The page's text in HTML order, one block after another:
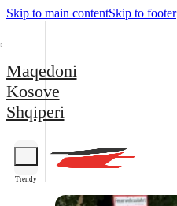
Skip to main contentSkip to footer
Maqedoni
Kosove
Shqiperi
Trendy